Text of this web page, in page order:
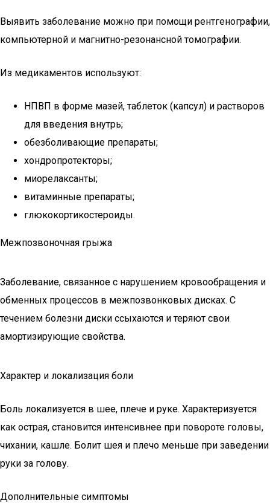
Выявить заболевание можно при помощи рентгенографии,
компьютерной и магнитно-резонансной томографии.
Из медикаментов используют:
НПВП в форме мазей, таблеток (капсул) и растворов
для введения внутрь;
обезболивающие препараты;
хондропротекторы;
миорелаксанты;
витаминные препараты;
глюкокортикостероиды.
Межпозвоночная грыжа
Заболевание, связанное с нарушением кровообращения и
обменных процессов в межпозвонковых дисках. С
течением болезни диски ссыхаются и теряют свои
амортизирующие свойства.
Характер и локализация боли
Боль локализуется в шее, плече и руке. Характеризуется
как острая, становится интенсивнее при повороте головы,
чихании, кашле. Болит шея и плечо меньше при заведении
руки за голову.
Дополнительные симптомы